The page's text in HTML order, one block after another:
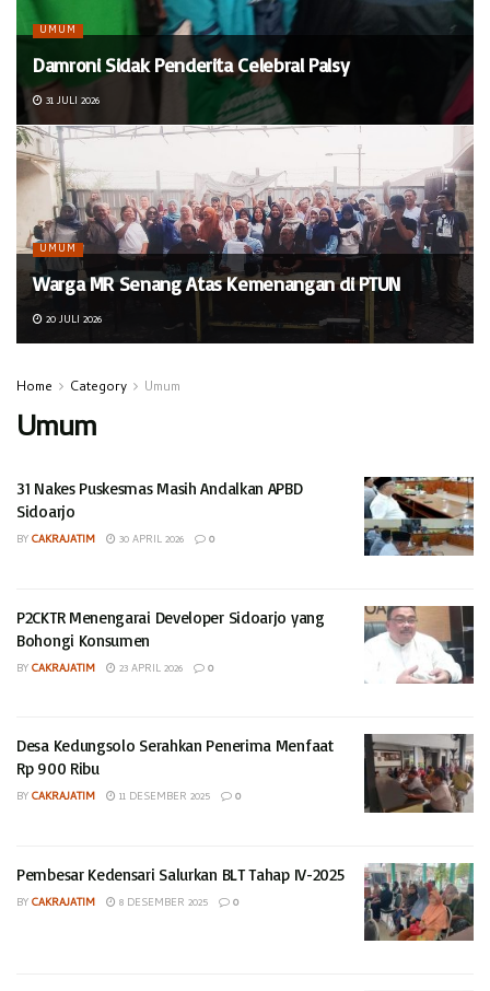
UMUM
Damroni Sidak Penderita Celebral Palsy
31 JULI 2026
UMUM
Warga MR Senang Atas Kemenangan di PTUN
20 JULI 2026
Home Category Umum
Umum
31 Nakes Puskesmas Masih Andalkan APBD
Sidoarjo
BYCAKRAJATIM 30 APRIL 2026 0
P2CKTR Menengarai Developer Sidoarjo yang
Bohongi Konsumen
BYCAKRAJATIM 23 APRIL 2026 0
Desa Kedungsolo Serahkan Penerima Menfaat
Rp 900 Ribu
BYCAKRAJATIM 11 DESEMBER 2025 0
Pembesar Kedensari Salurkan BLT Tahap IV-2025
BYCAKRAJATIM 8 DESEMBER 2025 0